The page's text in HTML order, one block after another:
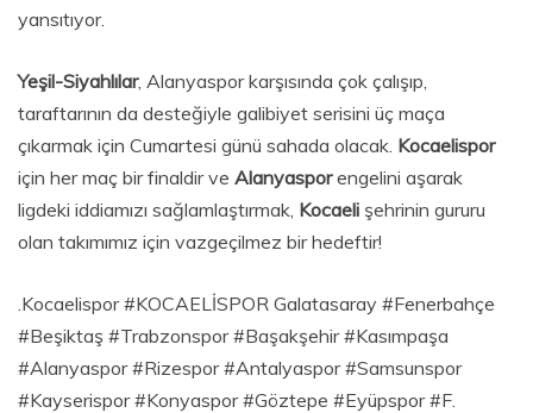
yansıtıyor.
Yeşil-Siyahlılar, Alanyaspor karşısında çok çalışıp,
taraftarının da desteğiyle galibiyet serisini üç maça
çıkarmak için Cumartesi günü sahada olacak. Kocaelispor
için her maç bir finaldir ve Alanyasporengelini aşarak
ligdeki iddiamızı sağlamlaştırmak, Kocaeli şehrinin gururu
olan takımımız için vazgeçilmez bir hedeftir!
.Kocaelispor #KOCAELİSPOR Galatasaray #Fenerbahçe
#Beşiktaş #Trabzonspor #Başakşehir #Kasımpaşa
#Alanyaspor #Rizespor #Antalyaspor #Samsunspor
#Kayserispor #Konyaspor #Göztepe #Eyüpspor #F.